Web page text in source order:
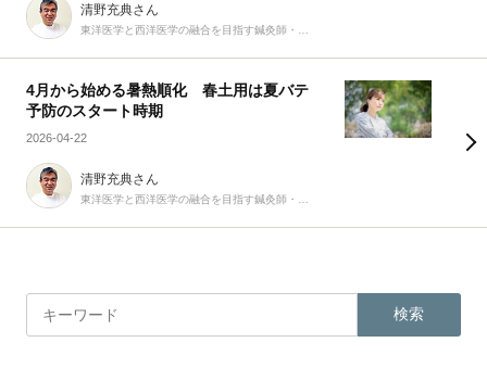
清野充典さん
4月から始める暑熱順化 春土用は夏バテ
予防のスタート時期
2026-04-22
清野充典さん
検索